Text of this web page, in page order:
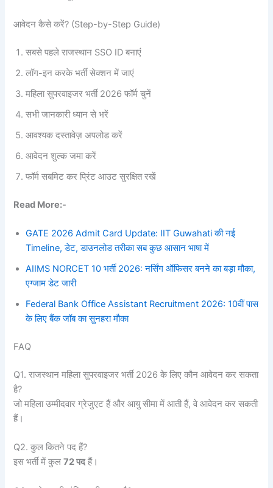
आवेदन कैसे करें? (Step-by-Step Guide)
सबसे पहले राजस्थान SSO ID बनाएं
लॉग-इन करके भर्ती सेक्शन में जाएं
महिला सुपरवाइजर भर्ती 2026 फॉर्म चुनें
सभी जानकारी ध्यान से भरें
आवश्यक दस्तावेज़ अपलोड करें
आवेदन शुल्क जमा करें
फॉर्म सबमिट कर प्रिंट आउट सुरक्षित रखें
Read More:-
GATE 2026 Admit Card Update: IIT Guwahati की नई
Timeline, डेट, डाउनलोड तरीका सब कुछ आसान भाषा में
AIIMS NORCET 10 भर्ती 2026: नर्सिंग ऑफिसर बनने का बड़ा मौका,
एग्जाम डेट जारी
Federal Bank Office Assistant Recruitment 2026: 10वीं पास
के लिए बैंक जॉब का सुनहरा मौका
FAQ
Q1. राजस्थान महिला सुपरवाइजर भर्ती 2026 के लिए कौन आवेदन कर सकता
है?
जो महिला उम्मीदवार ग्रेजुएट हैं और आयु सीमा में आती हैं, वे आवेदन कर सकती
हैं।
Q2. कुल कितने पद हैं?
इस भर्ती में कुल72 पदहैं।